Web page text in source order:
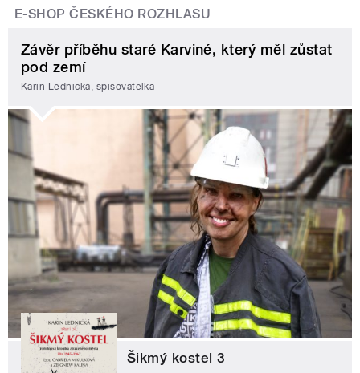
E-SHOP ČESKÉHO ROZHLASU
Závěr příběhu staré Karviné, který měl zůstat
pod zemí
Karin Lednická, spisovatelka
Šikmý kostel 3